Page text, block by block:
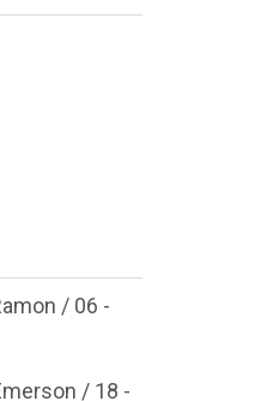
/ 06 -
/ 18 -